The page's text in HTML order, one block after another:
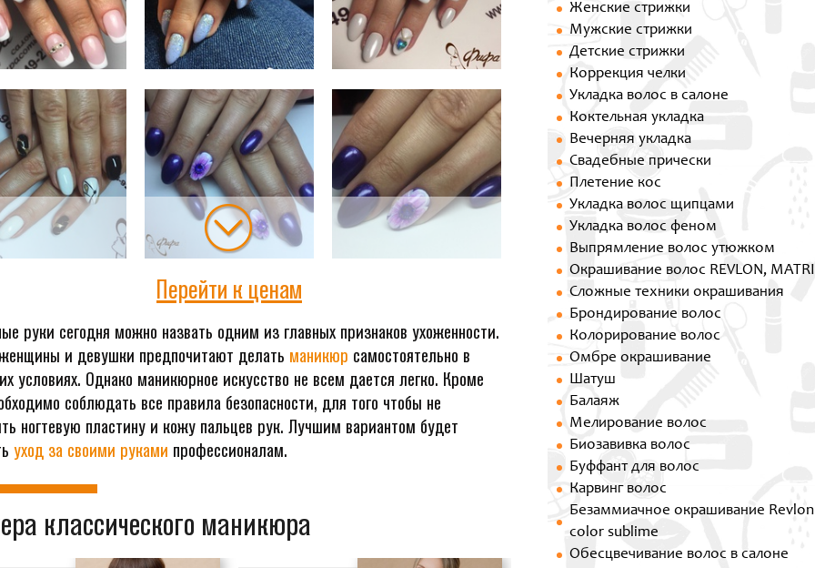
Перейти к ценам
руки сегодня можно назвать одним из главных признаков ухоженности.
и девушки предпочитают делать маникюр самостоятельно в
условиях. Однако маникюрное искусство не всем дается легко. Кроме
соблюдать все правила безопасности, для того чтобы не
ногтевую пластину и кожу пальцев рук. Лучшим вариантом будет
уход за своими руками профессионалам.
классического маникюра
Женские стрижки
Мужские стрижки
Детские стрижки
Коррекция челки
Укладка волос в салоне
Коктельная укладка
Вечерняя укладка
Свадебные прически
Плетение кос
Укладка волос щипцами
Укладка волос феном
Выпрямление волос утюжком
Окрашивание волос REVLON,
Сложные техники окрашивания
Брондирование волос
Колорирование волос
Омбре окрашивание
Шатуш
Балаяж
Мелирование волос
Биозавивка волос
Буффант для волос
Карвинг волос
Безаммиачное окрашивание
color sublime
Обесцвечивание волос в салоне